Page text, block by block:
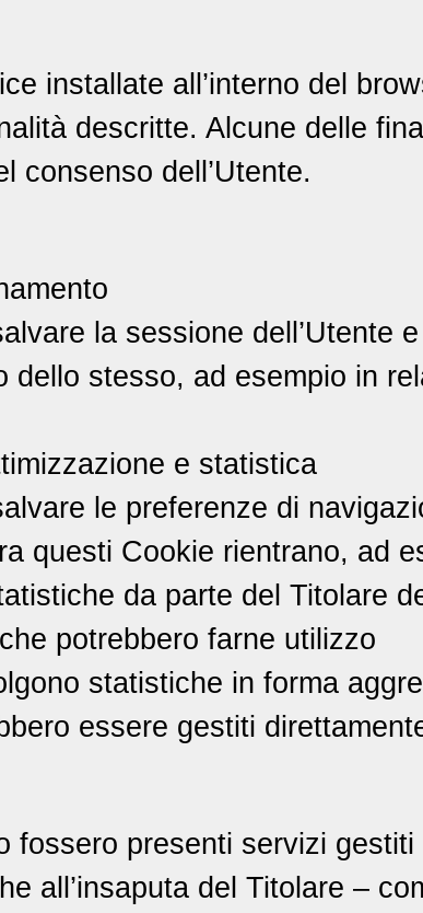
installate all’interno del
descritte. Alcune delle
consenso dell’Utente.
la sessione dell’Utente
stesso, ad esempio in
e statistica
le preferenze di
questi Cookie rientrano, ad
da parte del Titolare
potrebbero farne utilizzo
statistiche in forma
essere gestiti
fossero presenti servizi
all’insaputa del Titolare –